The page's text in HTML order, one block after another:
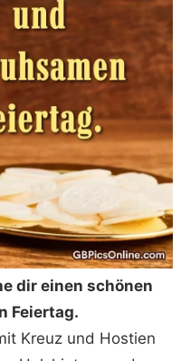
dir einen schönen
Feiertag.
Kreuz und Hostien